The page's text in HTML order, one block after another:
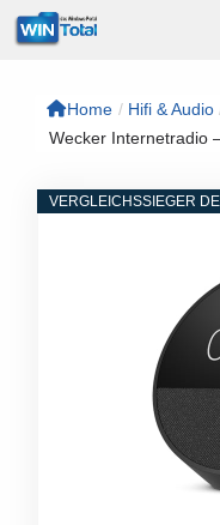
Zum
Inhalt
Home / Hifi & Audio
Wecker Internetradio –
VERGLEICHSSIEGER